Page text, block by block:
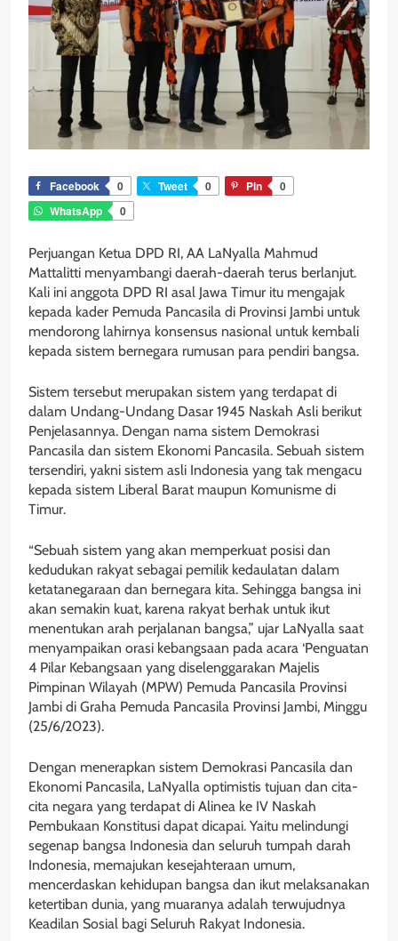
Facebook 0 Tweet 0 Pin
0
WhatsApp
0
Perjuangan Ketua DPD RI, AA LaNyalla Mahmud
Mattalitti menyambangi daerah-daerah terus berlanjut.
Kali ini anggota DPD RI asal Jawa Timur itu mengajak
kepada kader Pemuda Pancasila di Provinsi Jambi untuk
mendorong lahirnya konsensus nasional untuk kembali
kepada sistem bernegara rumusan para pendiri bangsa.
Sistem tersebut merupakan sistem yang terdapat di
dalam Undang-Undang Dasar 1945 Naskah Asli berikut
Penjelasannya. Dengan nama sistem Demokrasi
Pancasila dan sistem Ekonomi Pancasila. Sebuah sistem
tersendiri, yakni sistem asli Indonesia yang tak mengacu
kepada sistem Liberal Barat maupun Komunisme di
Timur.
“Sebuah sistem yang akan memperkuat posisi dan
kedudukan rakyat sebagai pemilik kedaulatan dalam
ketatanegaraan dan bernegara kita. Sehingga bangsa ini
akan semakin kuat, karena rakyat berhak untuk ikut
menentukan arah perjalanan bangsa,” ujar LaNyalla saat
menyampaikan orasi kebangsaan pada acara ‘Penguatan
4 Pilar Kebangsaan yang diselenggarakan Majelis
Pimpinan Wilayah (MPW) Pemuda Pancasila Provinsi
Jambi di Graha Pemuda Pancasila Provinsi Jambi, Minggu
(25/6/2023).
Dengan menerapkan sistem Demokrasi Pancasila dan
Ekonomi Pancasila, LaNyalla optimistis tujuan dan cita-
cita negara yang terdapat di Alinea ke IV Naskah
Pembukaan Konstitusi dapat dicapai. Yaitu melindungi
segenap bangsa Indonesia dan seluruh tumpah darah
Indonesia, memajukan kesejahteraan umum,
mencerdaskan kehidupan bangsa dan ikut melaksanakan
ketertiban dunia, yang muaranya adalah terwujudnya
Keadilan Sosial bagi Seluruh Rakyat Indonesia.